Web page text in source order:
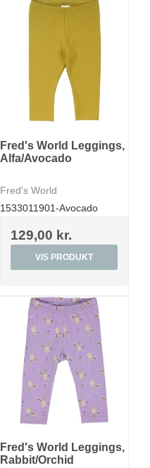
Fred's World Leggings,
Alfa/Avocado
Fred's World
1533011901-Avocado
129,00 kr.
VIS PRODUKT
Fred's World Leggings,
Rabbit/Orchid